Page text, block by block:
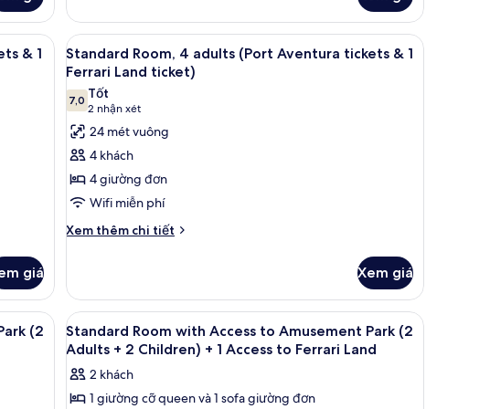
chuẩn
(2+2//PortAventura+1
ticketFerrariLand)
khu vực làm việc phù hợp cho laptop
& 1
giá
Xem
tất
cả
ảnh
Standard
Room,
4
adults
(Port
Aventura
1
Ferrari
Land
ticket)
Két bảo mật tại phòng, bàn, khu vực làm
8
Standard Room, 4 adults (Port Aventura tickets & 1
Ferrari Land ticket)
7,07,0 trên 10
Tốt
2 nhận xét
(2
nhận
xét)
24 mét vuông
4 khách
4 giường đơn
Wifi miễn phí
Xem thêm chi tiết
Chi
Standard
Room,
4
adults
Aventura
tickets
Xem giá
khu vực làm việc phù hợp cho laptop
(2
Xem
tất
cả
ảnh
Standard
Két bảo mật tại phòng, bàn, khu vực làm
4
Standard Room with Access to Amusement Park (2
Adults + 2 Children) + 1 Access to Ferrari Land
2 khách
1 giường cỡ queen và 1 sofa giường đơn